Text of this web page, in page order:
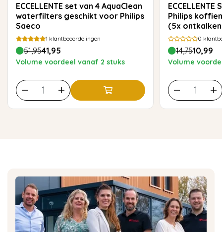
ECCELLENTE set van 4 AquaClean
waterfilters geschikt voor Philips
Saeco
1 klantbeoordelingen
51,9541,95
Volume voordeel vanaf 2 stuks
ECCELLENTE Snelontkalker voor
Philips
(5x
0
14,7510,99
Volume